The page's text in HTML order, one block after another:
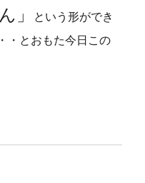
」
という形ができ
・とおもた今日この